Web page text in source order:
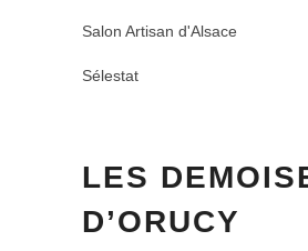
Salon Artisan d'Alsace
Sélestat
LES
D’ORUCY